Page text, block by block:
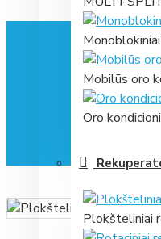
Mobilūs oro
Oro
Plokšteliniai